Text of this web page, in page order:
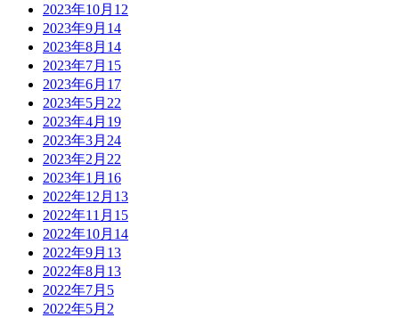
2023年10月 12
2023年9月 14
2023年8月 14
2023年7月 15
2023年6月 17
2023年5月 22
2023年4月 19
2023年3月 24
2023年2月 22
2023年1月 16
2022年12月 13
2022年11月 15
2022年10月 14
2022年9月 13
2022年8月 13
2022年7月 5
2022年5月 2